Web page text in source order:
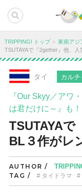
TRIPPING! トップ 東南アジ
TSUTAYAで『2gether』他、
タイ カルチ
『Our Skyy／アワ
は君だけに～』も！
TSUTAYAで
BL３作がレ
AUTHOR /
TAG / タイドラマ